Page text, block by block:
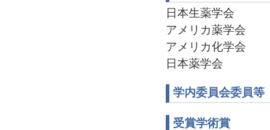
日本生薬学会
アメリカ薬学会
アメリカ化学会
日本薬学会
学内委員会委員等
受賞学術賞